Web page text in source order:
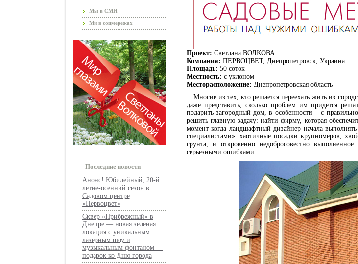
Мы в СМИ
Ми в соцмережах
Последние новости
Анонс! Юбилейный, 20-й
летне-осенний сезон в
Садовом центре
«Первоцвет»
Сквер «Прибрежный» в
Днепре — новая зеленая
локация с уникальным
лазерным шоу и
музыкальным фонтаном —
подарок ко Дню города
Проект: Светлана ВОЛКОВА
Компания: ПЕРВОЦВЕТ, Днепропетровск, Украина
Площадь: 50 соток
Местность: с уклоном
Месторасположение: Днепропетровская область
Многие из тех, кто решается переехать жить из
даже представить, сколько проблем им придется
подарить загородный дом, в особенности – с
решить главную задачу: найти фирму, которая
момент когда ландшафтный дизайнер начала
специалистами»: хаотичные посадки крупномеров,
грунта, и откровенно недобросовестно
серьезными ошибками.